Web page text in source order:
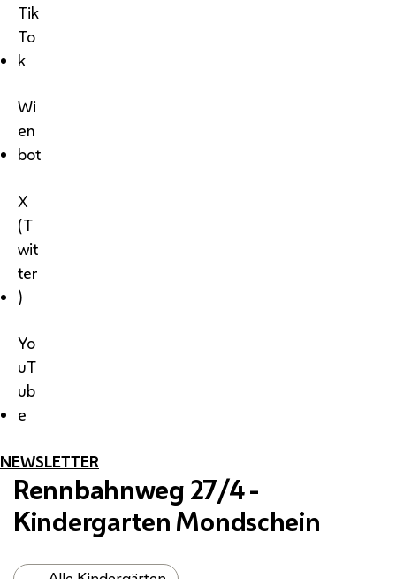
Tik
To
k
Wi
en
bot
X
(T
wit
ter
)
Yo
uT
ub
e
NEWSLETTER
Rennbahnweg 27/4 -
Kindergarten Mondschein